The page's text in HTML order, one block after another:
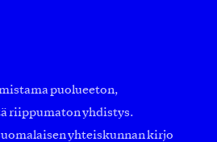
puolueeton,
riippumaton yhdistys.
yhteiskunnan kirjo